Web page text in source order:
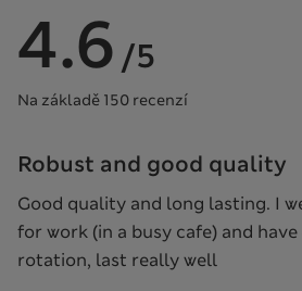
4.6 /5
Na základě 150 recenzí
Robust and good quality
Good quality and long lasting. I
for work (in a busy cafe) and
rotation, last really well